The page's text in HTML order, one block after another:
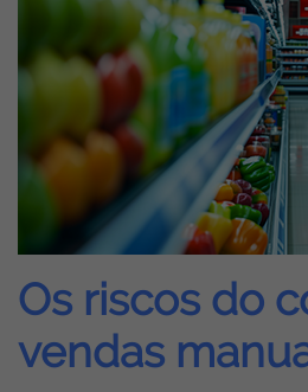
Os riscos do
vendas